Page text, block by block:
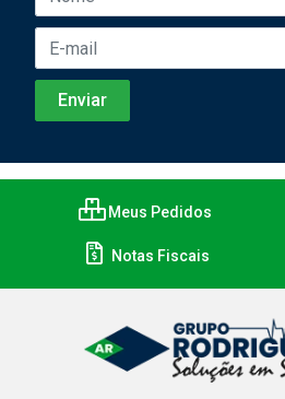
Meus Pedidos
Notas Fiscais